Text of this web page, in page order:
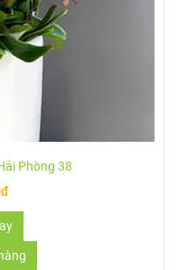
Phòng 38